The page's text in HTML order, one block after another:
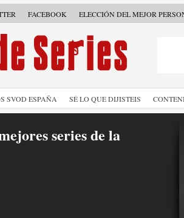
FACEBOOK ELECCIÓN DEL MEJOR
SVOD ESPAÑA SÉ LO QUE DIJISTEIS
series de la